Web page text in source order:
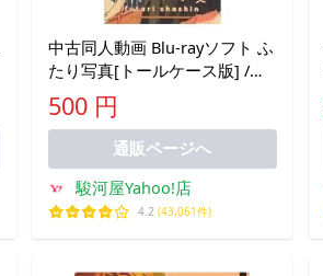
中古同人動画 Blu-rayソフト ふ
たり写真[トールケース版] /
imgnation
500 円
通販ページへ
駿河屋Yahoo!店
4.2 (43,061件)